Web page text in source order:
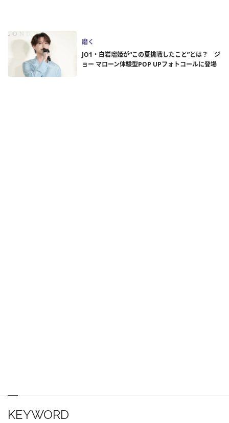
磨く
JO1・白岩瑠姫が“この夏挑戦したこと”とは？ ジ
ョー マローン体験型POP UPフォトコールに登場
KEYWORD